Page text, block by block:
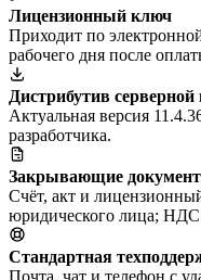
Лицензионный ключ
Приходит по
рабочего дня после
Дистрибутив
Актуальная версия
разработчика.
Закрывающие
Счёт, акт и
юридического лица; НДС
Стандартная
Почта, чат и телефон с